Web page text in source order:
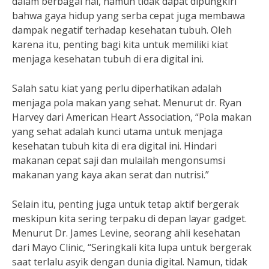
bahwa gaya hidup yang serba cepat juga membawa
dampak negatif terhadap kesehatan tubuh. Oleh
karena itu, penting bagi kita untuk memiliki kiat
menjaga kesehatan tubuh di era digital ini.
Salah satu kiat yang perlu diperhatikan adalah
menjaga pola makan yang sehat. Menurut dr. Ryan
Harvey dari American Heart Association, “Pola makan
yang sehat adalah kunci utama untuk menjaga
kesehatan tubuh kita di era digital ini. Hindari
makanan cepat saji dan mulailah mengonsumsi
makanan yang kaya akan serat dan nutrisi.”
Selain itu, penting juga untuk tetap aktif bergerak
meskipun kita sering terpaku di depan layar gadget.
Menurut Dr. James Levine, seorang ahli kesehatan
dari Mayo Clinic, “Seringkali kita lupa untuk bergerak
saat terlalu asyik dengan dunia digital. Namun, tidak